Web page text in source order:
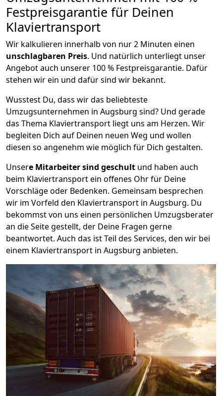
Festpreisgarantie für Deinen
Klaviertransport
Wir kalkulieren innerhalb von nur 2 Minuten einen
unschlagbaren Preis. Und natürlich unterliegt unser
Angebot auch unserer 100 % Festpreisgarantie. Dafür
stehen wir ein und dafür sind wir bekannt.
Wusstest Du, dass wir das beliebteste
Umzugsunternehmen in Augsburg sind? Und gerade
das Thema Klaviertransport liegt uns am Herzen. Wir
begleiten Dich auf Deinen neuen Weg und wollen
diesen so angenehm wie möglich für Dich gestalten.
Unsere Mitarbeiter sind geschult und haben auch
beim Klaviertransport ein offenes Ohr für Deine
Vorschläge oder Bedenken. Gemeinsam besprechen
wir im Vorfeld den Klaviertransport in Augsburg. Du
bekommst von uns einen persönlichen Umzugsberater
an die Seite gestellt, der Deine Fragen gerne
beantwortet. Auch das ist Teil des Services, den wir bei
einem Klaviertransport in Augsburg anbieten.